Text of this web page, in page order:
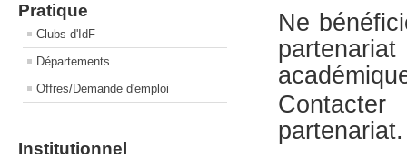
Pratique
Clubs d'IdF
Départements
Offres/Demande d'emploi
Institutionnel
Ne
partenariat.